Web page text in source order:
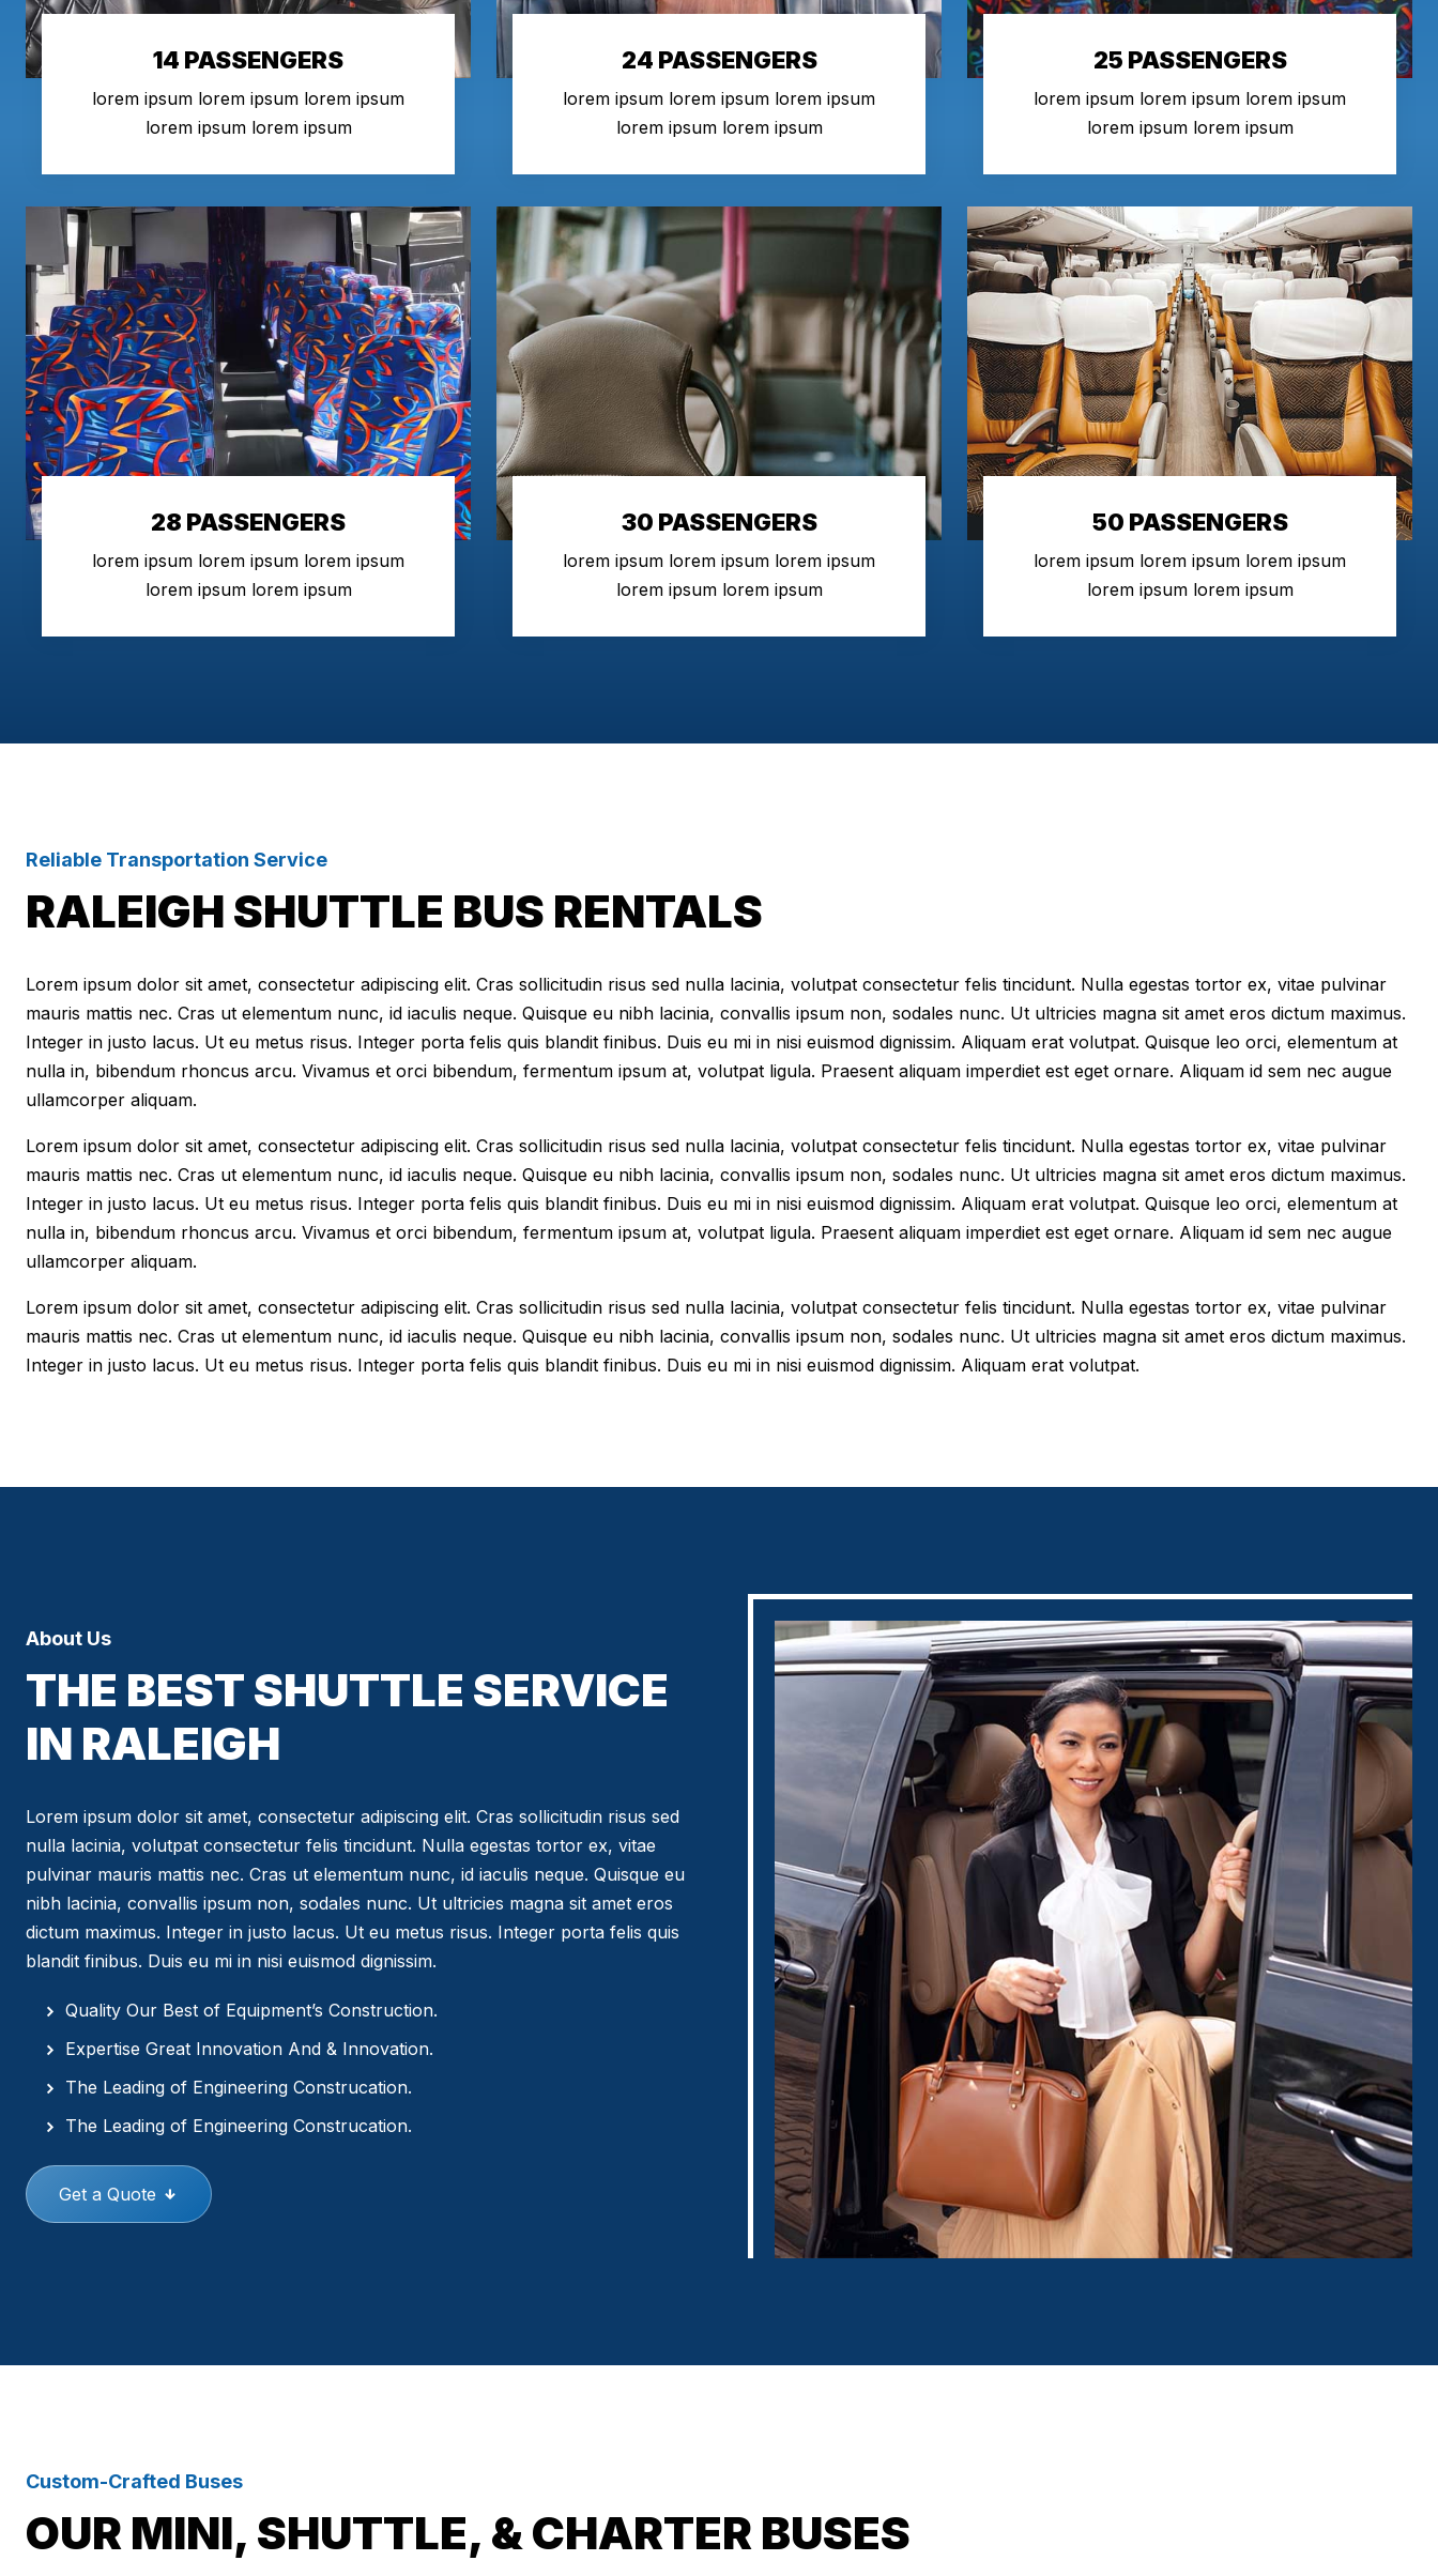
14 PASSENGERS
lorem ipsum lorem ipsum lorem ipsum
lorem ipsum lorem ipsum
24 PASSENGERS
lorem ipsum lorem ipsum lorem ipsum
lorem ipsum lorem ipsum
25 PASSENGERS
lorem ipsum lorem ipsum lorem ipsum
lorem ipsum lorem ipsum
28 PASSENGERS
lorem ipsum lorem ipsum lorem ipsum
lorem ipsum lorem ipsum
30 PASSENGERS
lorem ipsum lorem ipsum lorem ipsum
lorem ipsum lorem ipsum
50 PASSENGERS
lorem ipsum lorem ipsum lorem ipsum
lorem ipsum lorem ipsum
Reliable Transportation Service
RALEIGH SHUTTLE BUS RENTALS
Lorem ipsum dolor sit amet, consectetur adipiscing elit. Cras sollicitudin risus sed nulla lacinia, volutpat consectetur felis tincidunt. Nulla egestas tortor ex, vitae pulvinar
mauris mattis nec. Cras ut elementum nunc, id iaculis neque. Quisque eu nibh lacinia, convallis ipsum non, sodales nunc. Ut ultricies magna sit amet eros dictum maximus.
Integer in justo lacus. Ut eu metus risus. Integer porta felis quis blandit finibus. Duis eu mi in nisi euismod dignissim. Aliquam erat volutpat. Quisque leo orci, elementum at
nulla in, bibendum rhoncus arcu. Vivamus et orci bibendum, fermentum ipsum at, volutpat ligula. Praesent aliquam imperdiet est eget ornare. Aliquam id sem nec augue
ullamcorper aliquam.
Lorem ipsum dolor sit amet, consectetur adipiscing elit. Cras sollicitudin risus sed nulla lacinia, volutpat consectetur felis tincidunt. Nulla egestas tortor ex, vitae pulvinar
mauris mattis nec. Cras ut elementum nunc, id iaculis neque. Quisque eu nibh lacinia, convallis ipsum non, sodales nunc. Ut ultricies magna sit amet eros dictum maximus.
Integer in justo lacus. Ut eu metus risus. Integer porta felis quis blandit finibus. Duis eu mi in nisi euismod dignissim. Aliquam erat volutpat. Quisque leo orci, elementum at
nulla in, bibendum rhoncus arcu. Vivamus et orci bibendum, fermentum ipsum at, volutpat ligula. Praesent aliquam imperdiet est eget ornare. Aliquam id sem nec augue
ullamcorper aliquam.
Lorem ipsum dolor sit amet, consectetur adipiscing elit. Cras sollicitudin risus sed nulla lacinia, volutpat consectetur felis tincidunt. Nulla egestas tortor ex, vitae pulvinar
mauris mattis nec. Cras ut elementum nunc, id iaculis neque. Quisque eu nibh lacinia, convallis ipsum non, sodales nunc. Ut ultricies magna sit amet eros dictum maximus.
Integer in justo lacus. Ut eu metus risus. Integer porta felis quis blandit finibus. Duis eu mi in nisi euismod dignissim. Aliquam erat volutpat.
About Us
THE BEST SHUTTLE SERVICE
IN RALEIGH
Lorem ipsum dolor sit amet, consectetur adipiscing elit. Cras sollicitudin risus sed
nulla lacinia, volutpat consectetur felis tincidunt. Nulla egestas tortor ex, vitae
pulvinar mauris mattis nec. Cras ut elementum nunc, id iaculis neque. Quisque eu
nibh lacinia, convallis ipsum non, sodales nunc. Ut ultricies magna sit amet eros
dictum maximus. Integer in justo lacus. Ut eu metus risus. Integer porta felis quis
blandit finibus. Duis eu mi in nisi euismod dignissim.
Quality Our Best of Equipment’s Construction.
Expertise Great Innovation And & Innovation.
The Leading of Engineering Construcation.
The Leading of Engineering Construcation.
Get a Quote
Custom-Crafted Buses
OUR MINI, SHUTTLE, & CHARTER BUSES